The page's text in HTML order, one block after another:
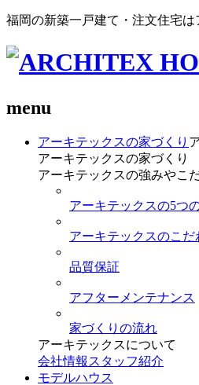
福岡の新築一戸建て・注文住宅
menu
アーキテックスの家づくり
アーキテックスの家づくり
アーキテックスの強みやこ
アーキテックスの5つ
アーキテックスのこだ
品質保証
アフターメンテナンス
家づくりの流れ
アーキテックスについて
会社情報 スタッフ紹介
モデルハウス